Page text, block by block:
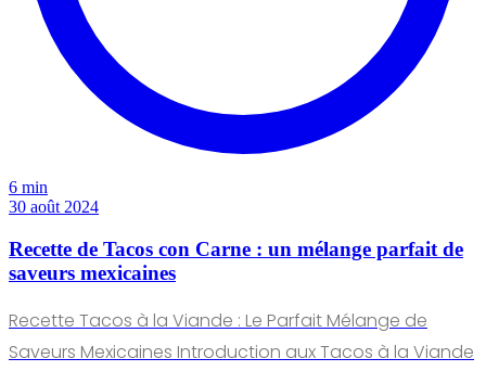
6 min
30 août 2024
Recette de Tacos con Carne : un mélange parfait de
saveurs mexicaines
Recette Tacos à la Viande : Le Parfait Mélange de
Saveurs Mexicaines Introduction aux Tacos à la Viande